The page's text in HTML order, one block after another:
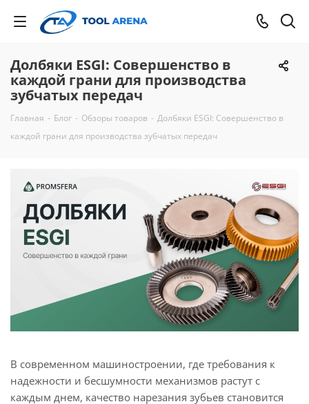
Долбяки ESGI: Совершенство в
каждой грани для производства
зубчатых передач
Главная - Блог - Обзоры товаров - Долбяки ESGI: Совершенство в
каждой грани для производства зубчатых передач
В современном машиностроении, где требования к
надежности и бесшумности механизмов растут с
каждым днем, качество нарезания зубьев становится